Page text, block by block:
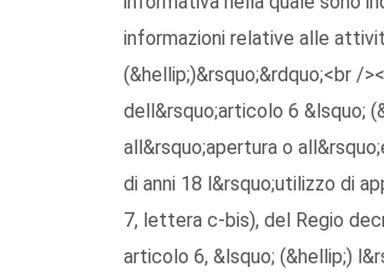
informazioni relative alle
(&hellip;)&rsquo;&rdquo;<br /
dell&rsquo;articolo 6 &lsquo;
all&rsquo;apertura o
di anni 18 l&rsquo;utilizzo di
7, lettera c-bis), del Regio
articolo 6, &lsquo; (&hellip;)